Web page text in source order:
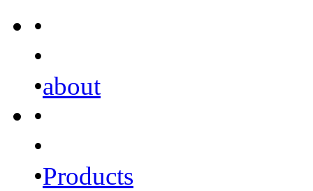
•
•
•about
•
•
•Products